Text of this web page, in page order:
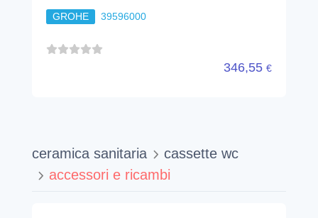
GROHE 39596000
346,55 €
ceramica sanitaria
cassette wc
accessori e ricambi